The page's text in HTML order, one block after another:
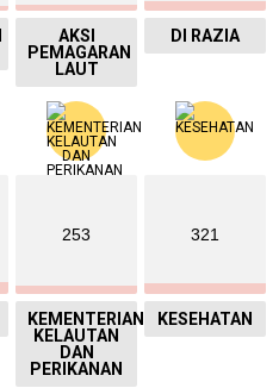
AKSI
PEMAGARAN
LAUT
DI RAZIA
253
KEMENTERIAN
KELAUTAN
DAN
PERIKANAN
321
KESEHATAN